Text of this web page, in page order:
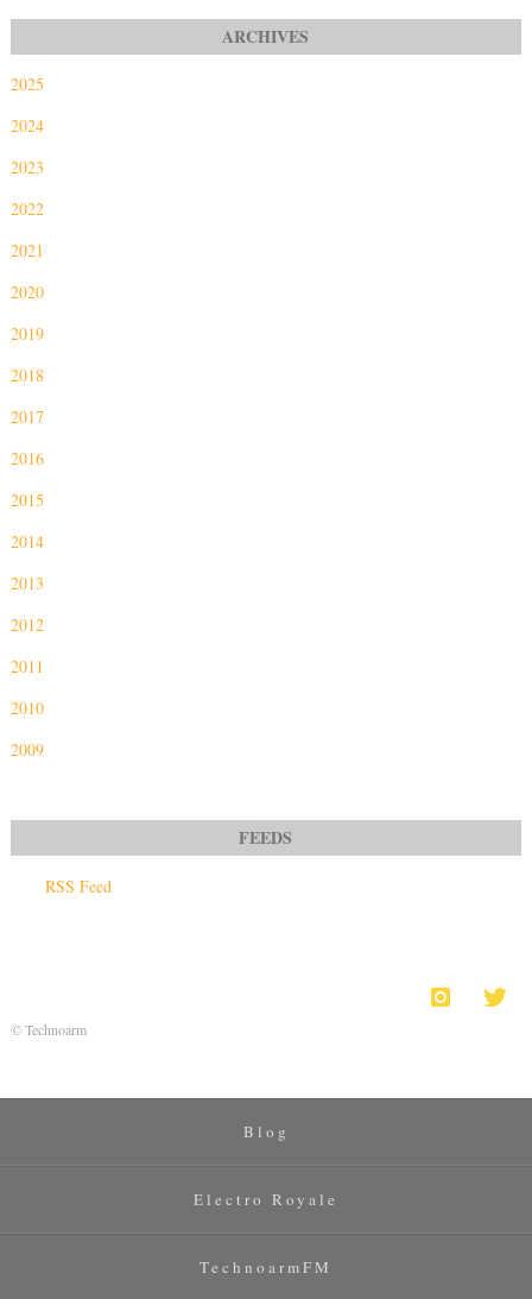
2025
2024
2023
2022
2021
2020
2019
2018
2017
2016
2015
2014
2013
2012
2011
2010
2009
RSS Feed
© Technoarm
Blog
Electro Royale
TechnoarmFM